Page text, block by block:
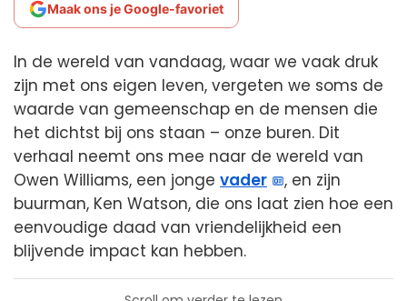
Maak ons je Google-favoriet
In de wereld van vandaag, waar we vaak druk
zijn met ons eigen leven, vergeten we soms de
waarde van gemeenschap en de mensen die
het dichtst bij ons staan – onze buren. Dit
verhaal neemt ons mee naar de wereld van
Owen Williams, een jonge vader
, en zijn
buurman, Ken Watson, die ons laat zien hoe een
eenvoudige daad van vriendelijkheid een
blijvende impact kan hebben.